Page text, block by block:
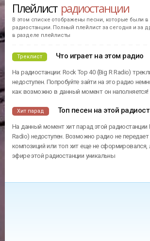
Плейлист радиостанции
В этом списке отображены песни, которые были в
радиостанции. Полный плейлист за сегодня и за
в разделе плейлисты
Треклист Что играет на этом радио
На радиостанции: Rock Top 40 (Big R Radio)
недоступен. Попробуйте зайти на это радио
как возможно в данный момент он наполняется!
Хит парад Топ песен на этой
На данный момент хит парад этой радиостанции
Radio) недоступен. Возможно радио не передает
композиций или топ хит еще не сформировался,
эфире этой радиостанции уникальны